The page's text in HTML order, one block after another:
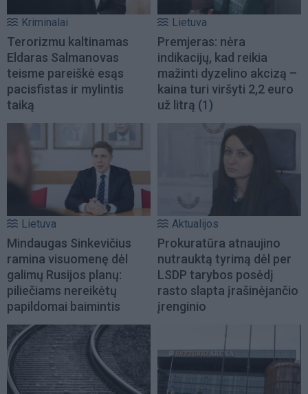
Kriminalai
Terorizmu kaltinamas
Eldaras Salmanovas
teisme pareiškė esąs
pacisfistas ir mylintis
taiką
Lietuva
Premjeras: nėra
indikacijų, kad reikia
mažinti dyzelino akcizą –
kaina turi viršyti 2,2 euro
už litrą (1)
Lietuva
Mindaugas Sinkevičius
ramina visuomenę dėl
galimų Rusijos planų:
piliečiams nereikėtų
papildomai baimintis
Aktualijos
Prokuratūra atnaujino
nutrauktą tyrimą dėl per
LSDP tarybos posėdį
rasto slapta įrašinėjančio
įrenginio